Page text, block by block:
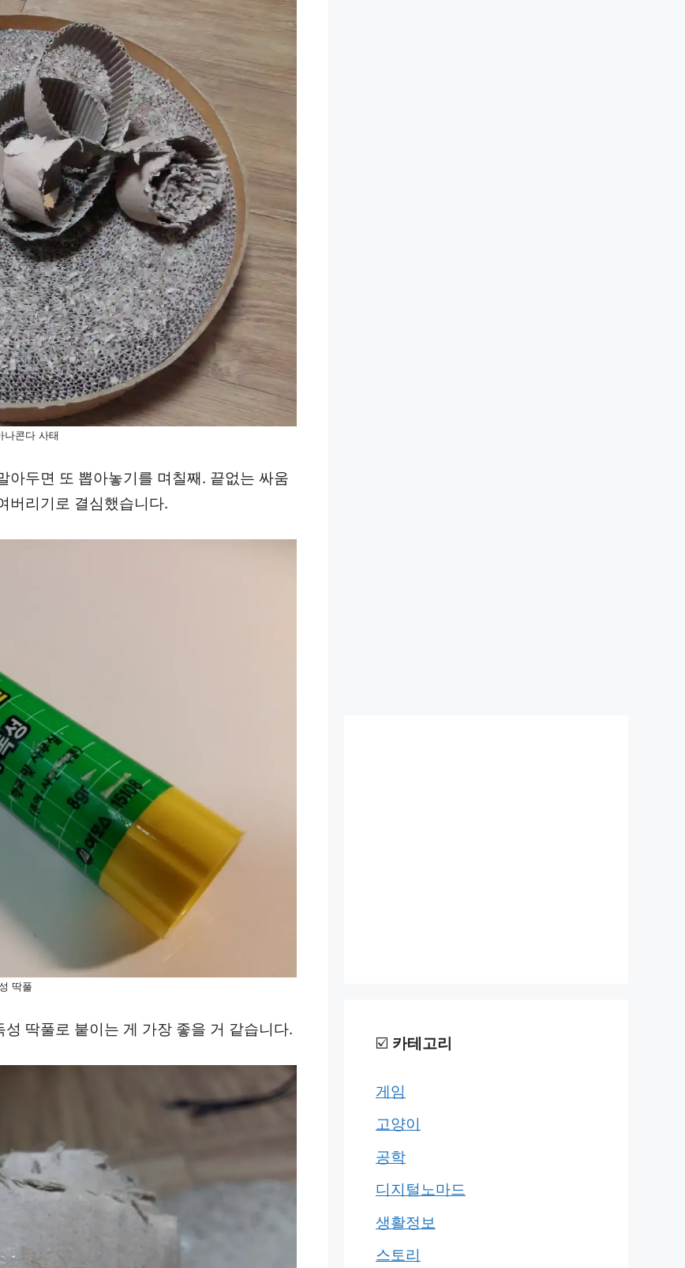
나콘다 사태
아두면 또 뽑아놓기를 며칠째. 끝없는 싸움
버리기로 결심했습니다.
딱풀
딱풀로 붙이는 게 가장 좋을 거 같습니다.
☑️ 카테고리
게임
고양이
공학
디지털노마드
생활정보
스토리